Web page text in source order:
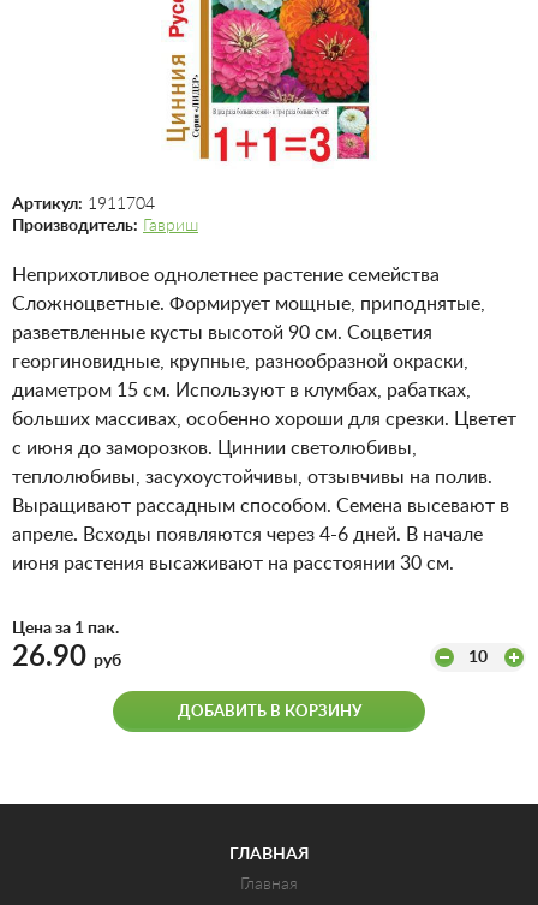
Артикул: 1911704
Производитель:
Гавриш
Неприхотливое однолетнее растение семейства
Сложноцветные. Формирует мощные, приподнятые,
разветвленные кусты высотой 90 см. Соцветия
георгиновидные, крупные, разнообразной окраски,
диаметром 15 см. Используют в клумбах, рабатках,
больших массивах, особенно хороши для срезки. Цветет
с июня до заморозков. Циннии светолюбивы,
теплолюбивы, засухоустойчивы, отзывчивы на полив.
Выращивают рассадным способом. Семена высевают в
апреле. Всходы появляются через 4-6 дней. В начале
июня растения высаживают на расстоянии 30 см.
Цена за 1 пак.
26.90 руб 10
ДОБАВИТЬ В КОРЗИНУ
ГЛАВНАЯ
Главная